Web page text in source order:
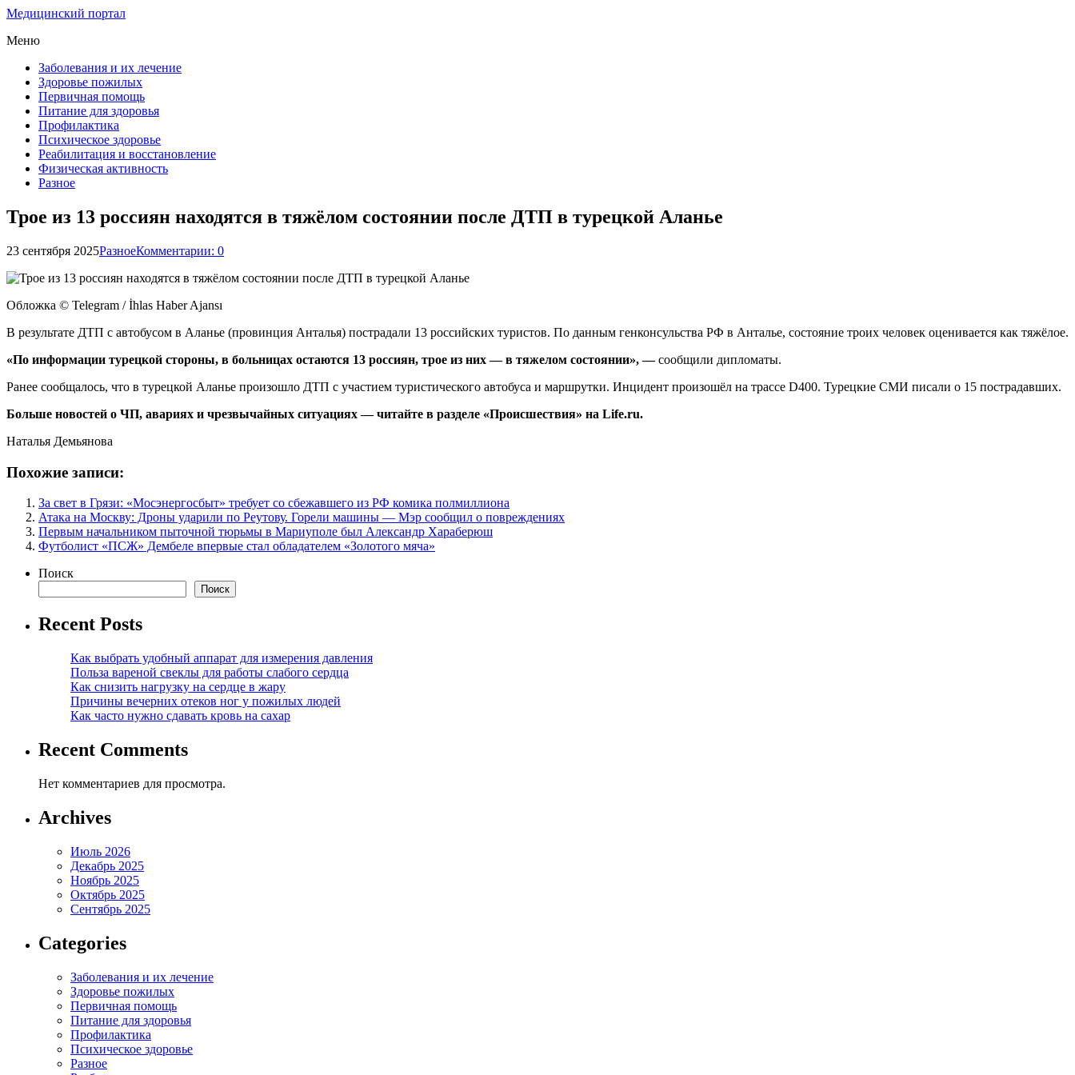
Медицинский портал
Меню
Заболевания и их лечение
Здоровье пожилых
Первичная помощь
Питание для здоровья
Профилактика
Психическое здоровье
Реабилитация и восстановление
Физическая активность
Разное
Трое из 13 россиян находятся в тяжёлом состоянии после ДТП в турецкой Аланье
23 сентября 2025РазноеКомментарии: 0
Обложка © Telegram / İhlas Haber Ajansı
В результате ДТП с автобусом в Аланье (провинция Анталья) пострадали 13 российских туристов. По данным генконсульства РФ в Анталье, состояние троих человек оценивается как тяжёлое.
«По информации турецкой стороны, в больницах остаются 13 россиян, трое из них — в тяжелом состоянии», —сообщили дипломаты.
Ранее сообщалось, что в турецкой Аланье произошло ДТП с участием туристического автобуса и маршрутки. Инцидент произошёл на трассе D400. Турецкие СМИ писали о 15 пострадавших.
Больше новостей о ЧП, авариях и чрезвычайных ситуациях — читайте в разделе «Происшествия» на Life.ru.
Наталья Демьянова
Похожие записи:
За свет в Грязи: «Мосэнергосбыт» требует со сбежавшего из РФ комика полмиллиона
Атака на Москву: Дроны ударили по Реутову. Горели машины — Мэр сообщил о повреждениях
Первым начальником пыточной тюрьмы в Мариуполе был Александр Хараберюш
Футболист «ПСЖ» Дембеле впервые стал обладателем «Золотого мяча»
Поиск
Поиск
Recent Posts
Как выбрать удобный аппарат для измерения давления
Польза вареной свеклы для работы слабого сердца
Как снизить нагрузку на сердце в жару
Причины вечерних отеков ног у пожилых людей
Как часто нужно сдавать кровь на сахар
Recent Comments
Нет комментариев для просмотра.
Archives
Июль 2026
Декабрь 2025
Ноябрь 2025
Октябрь 2025
Сентябрь 2025
Categories
Заболевания и их лечение
Здоровье пожилых
Первичная помощь
Питание для здоровья
Профилактика
Психическое здоровье
Разное